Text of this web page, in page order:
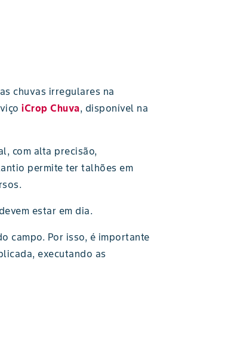
chuvas irregulares na
iCrop Chuva, disponível na
com alta precisão,
permite ter talhões em
estar em dia.
campo. Por isso, é importante
executando as